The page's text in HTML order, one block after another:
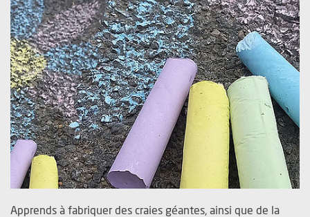
Apprends à fabriquer des craies géantes, ainsi que de la